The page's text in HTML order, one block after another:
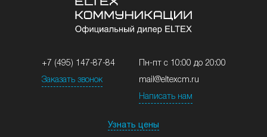
+7 (495) 147-87-84
Заказать звонок
Пн-пт с 10:00 до 20:00
mail@eltexcm.ru
Написать нам
Узнать цены